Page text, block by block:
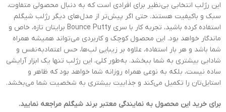
این رژلب انتخابی بی‌نظیر برای افرادی است که به دنبال محصولی متفاوت،
سبک و باکیفیت هستند. حتی اگر پیش‌تر از مدل‌های دیگر رژلب شیگلم
استفاده کرده باشید، تجربه کار با سری Bounce Putty برایتان تازه، خاص و
ماندگار خواهد بود. این محصول کوچک و کاربردی می‌تواند همیشه همراه
شما باشد و هر بار استفاده، علاوه بر زیبایی لب‌ها، حس اعتمادبه‌نفس و
شادابی بیشتری به شما ببخشد. به‌طور کلی، این رژلب تنها یک ابزار آرایشی
ساده نیست، بلکه به نوعی همراه روزانه شما خواهد بود که ظاهر و
استایل‌تان را تکمیل می‌کند و جذابیت بیشتری به شخصیت شما می‌بخشد.
برای خرید این محصول به نمایندگی معتبر برند شیگلم مراجعه نمایید.